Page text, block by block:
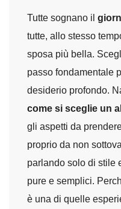
Tutte sognano il
tutte, allo stesso
sposa più bella.
passo fondamentale
desiderio profondo.
come si sceglie un
gli aspetti da
proprio da non
parlando solo di stile
pure e semplici.
è una di quelle